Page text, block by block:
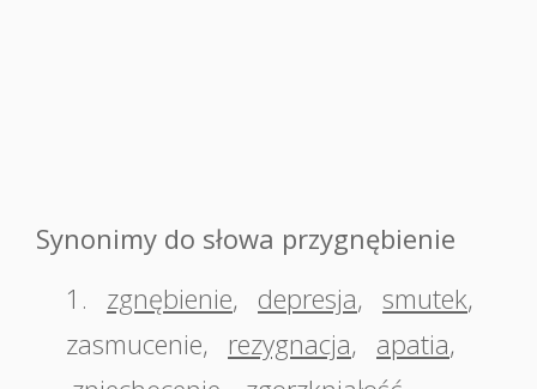
Synonimy do słowa przygnębienie
1.
zgnębienie, depresja, smutek,
zasmucenie, rezygnacja, apatia,